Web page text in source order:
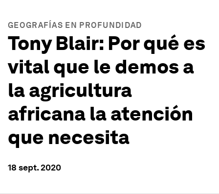
GEOGRAFÍAS EN PROFUNDIDAD
Tony Blair: Por qué es
vital que le demos a
la agricultura
africana la atención
que necesita
18 sept. 2020